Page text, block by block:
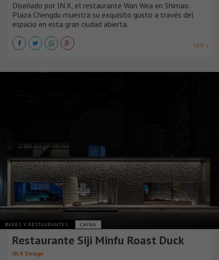
Diseñado por IN.X, el restaurante Wan Wea en Shimao
Plaza Chengdu muestra su exquisito gusto a través del
espacio en esta gran ciudad abierta.
VER +
BARES Y RESTAURANTES CHINA
Restaurante Siji Minfu Roast Duck
IN.X Design